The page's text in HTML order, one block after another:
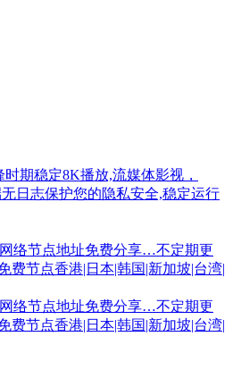
网络节点地址免费分享…不定期更
节点香港|日本|韩国|新加坡|台湾|
网络节点地址免费分享…不定期更
节点香港|日本|韩国|新加坡|台湾|